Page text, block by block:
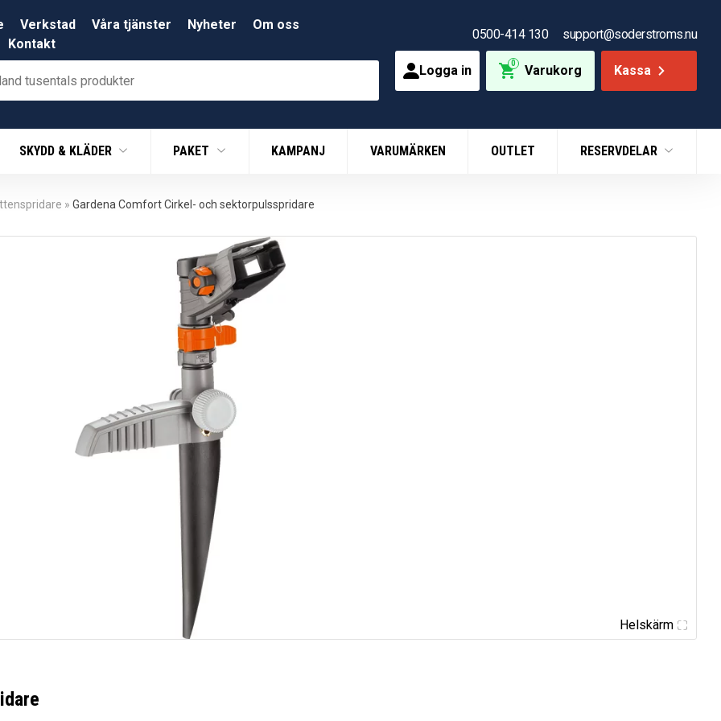
Verkstad Våra tjänster Nyheter
Om oss
Kontakt
0500-414 130 support@soderstroms.nu
Logga in 0 Varukorg Kassa
SKYDD & KLÄDER PAKET KAMPANJ VARUMÄRKEN OUTLET RESERVDELAR
» Gardena Comfort Cirkel- och sektorpulsspridare
Helskärm